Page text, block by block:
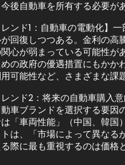
今後自動車を所有する必要が
レンド1：自動車の電動化】
回復しつつある。金利の高
心が弱まっている可能性が
の政府の優遇措置にもかか
可能性など、さまざまな課
レンド2：将来の自動車購入
車ブランドを選択する要因
「車両性能」（中国、韓国
は、「市場によって異なる
際に最も重視するのは価格